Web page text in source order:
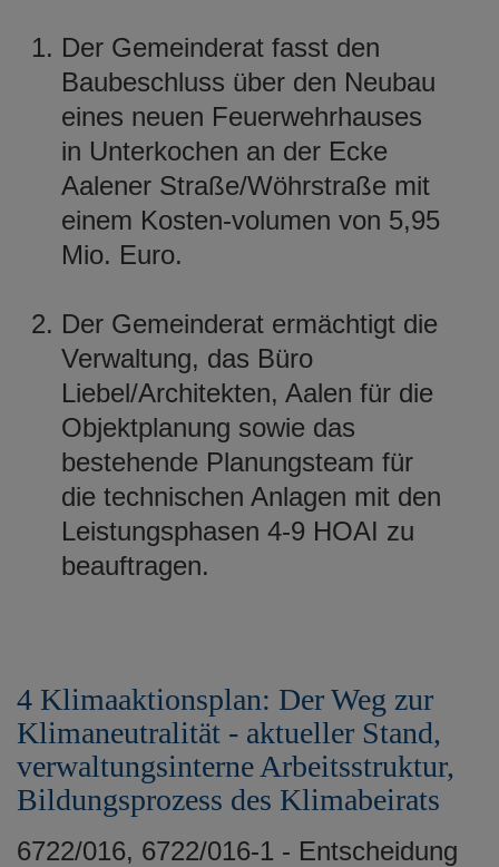
Der Gemeinderat fasst den
Baubeschluss über den Neubau
eines neuen Feuerwehrhauses
in Unterkochen an der Ecke
Aalener Straße/Wöhrstraße mit
einem Kosten-volumen von 5,95
Mio. Euro.
Der Gemeinderat ermächtigt die
Verwaltung, das Büro
Liebel/Architekten, Aalen für die
Objektplanung sowie das
bestehende Planungsteam für
die technischen Anlagen mit den
Leistungsphasen 4-9 HOAI zu
beauftragen.
4 Klimaaktionsplan: Der Weg zur
Klimaneutralität - aktueller Stand,
verwaltungsinterne Arbeitsstruktur,
Bildungsprozess des Klimabeirats
6722/016, 6722/016-1 - Entscheidung